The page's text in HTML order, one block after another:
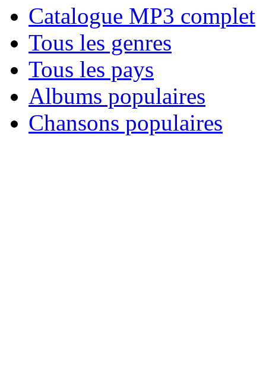
Catalogue MP3 complet
Tous les genres
Tous les pays
Albums populaires
Chansons populaires